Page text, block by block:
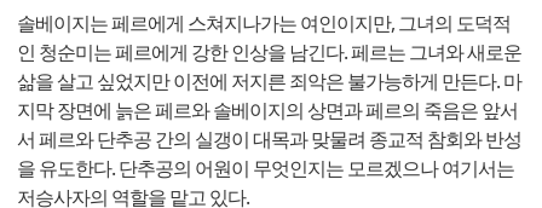
솔베이지는 페르에게 스쳐지나가는 여인이지만, 그녀의 도덕적
인 청순미는 페르에게 강한 인상을 남긴다. 페르는 그녀와 새로운
삶을 살고 싶었지만 이전에 저지른 죄악은 불가능하게 만든다. 마
지막 장면에 늙은 페르와 솔베이지의 상면과 페르의 죽음은 앞서
서 페르와 단추공 간의 실갱이 대목과 맞물려 종교적 참회와 반성
을 유도한다. 단추공의 어원이 무엇인지는 모르겠으나 여기서는
저승사자의 역할을 맡고 있다.